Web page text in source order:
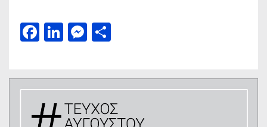
Facebook
LinkedIn
Messenger